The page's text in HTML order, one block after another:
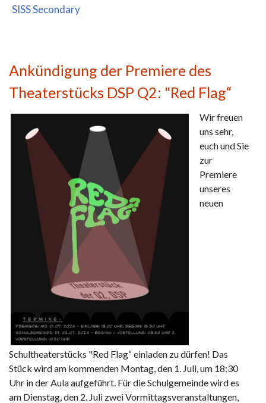
SISS Secondary
Ankündigung der Premiere des
Theaterstücks DSP Q2: "Red Flag“
Wir freuen
uns sehr,
euch und Sie
zur
Premiere
unseres
neuen
Schultheaterstücks "Red Flag“ einladen zu dürfen! Das
Stück wird am kommenden Montag, den 1. Juli, um 18:30
Uhr in der Aula aufgeführt. Für die Schulgemeinde wird es
am Dienstag, den 2. Juli zwei Vormittagsveranstaltungen,